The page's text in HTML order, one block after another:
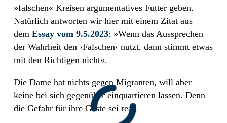
»falschen« Kreisen argumentatives Futter geben.
Natürlich antworten wir hier mit einem Zitat aus
dem Essay vom 9.5.2023: »Wenn das Aussprechen
der Wahrheit den ›Falschen‹ nutzt, dann stimmt etwas
mit den Richtigen nicht«.
Die Dame hat nichts gegen Migranten, will aber
keine bei sich gegenüber einquartieren lassen. Denn
die Gefahr für ihre Gäste sei real.